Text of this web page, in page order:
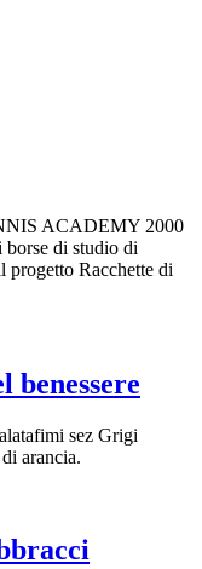
ACADEMY 2000
borse di studio di
progetto Racchette di
benessere
sez Grigi
arancia.